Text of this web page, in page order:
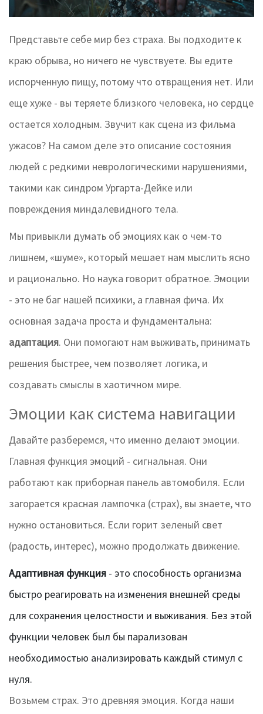
Представьте себе мир без страха. Вы подходите к
краю обрыва, но ничего не чувствуете. Вы едите
испорченную пищу, потому что отвращения нет. Или
еще хуже - вы теряете близкого человека, но сердце
остается холодным. Звучит как сцена из фильма
ужасов? На самом деле это описание состояния
людей с редкими неврологическими нарушениями,
такими как синдром Ургарта-Дейке или
повреждения миндалевидного тела.
Мы привыкли думать об эмоциях как о чем-то
лишнем, «шуме», который мешает нам мыслить ясно
и рационально. Но наука говорит обратное. Эмоции
- это не баг нашей психики, а главная фича. Их
основная задача проста и фундаментальна:
адаптация. Они помогают нам выживать, принимать
решения быстрее, чем позволяет логика, и
создавать смыслы в хаотичном мире.
Эмоции как система навигации
Давайте разберемся, что именно делают эмоции.
Главная функция эмоций - сигнальная. Они
работают как приборная панель автомобиля. Если
загорается красная лампочка (страх), вы знаете, что
нужно остановиться. Если горит зеленый свет
(радость, интерес), можно продолжать движение.
Адаптивная функция - это способность организма
быстро реагировать на изменения внешней среды
для сохранения целостности и выживания. Без этой
функции человек был бы парализован
необходимостью анализировать каждый стимул с
нуля.
Возьмем страх. Это древняя эмоция. Когда наши